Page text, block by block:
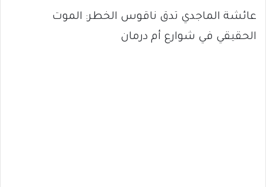
عائشة الماجدي تدق ناقوس الخطر: الموت
الحقيقي في شوارع أم درمان